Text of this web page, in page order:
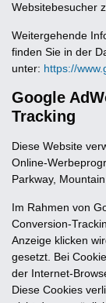
Websitebesucher
Weitergehende
finden Sie in der
unter: https://
Google
Tracking
Diese Website
Online-
Parkway,
Im Rahmen von
Conversion-
Anzeige klicken
gesetzt. Bei
der Internet-
Diese Cookies